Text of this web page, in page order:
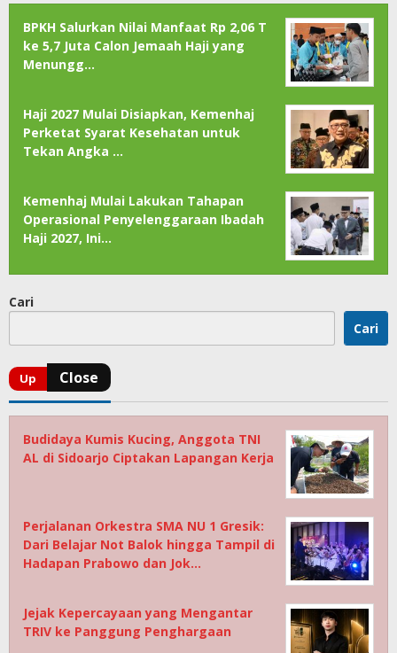
BPKH Salurkan Nilai Manfaat Rp 2,06 T
ke 5,7 Juta Calon Jemaah Haji yang
Menungg…
Haji 2027 Mulai Disiapkan, Kemenhaj
Perketat Syarat Kesehatan untuk
Tekan Angka …
Kemenhaj Mulai Lakukan Tahapan
Operasional Penyelenggaraan Ibadah
Haji 2027, Ini…
Cari
Cari
Budidaya Kumis Kucing, Anggota TNI
AL di Sidoarjo Ciptakan Lapangan Kerja
Perjalanan Orkestra SMA NU 1 Gresik:
Dari Belajar Not Balok hingga Tampil di
Hadapan Prabowo dan Jok…
Jejak Kepercayaan yang Mengantar
TRIV ke Panggung Penghargaan